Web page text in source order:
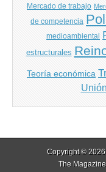
Mercado de trabajo
de competencia
medioambiental
estructurales
Teoría económica
Copyright © 2026
The